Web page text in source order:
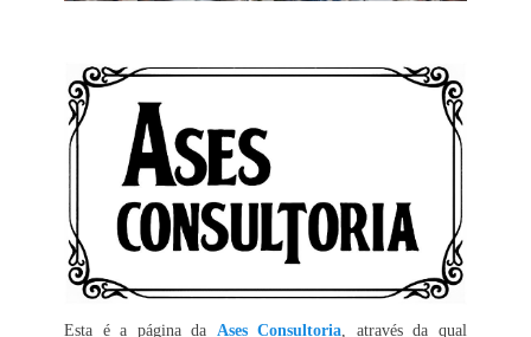
Esta é a página da Ases Consultoria , através da qual